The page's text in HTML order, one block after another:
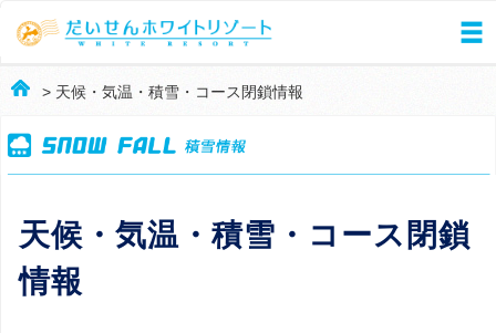
> 天候・気温・積雪・コース閉鎖情報
天候・気温・積雪・コース閉鎖
情報